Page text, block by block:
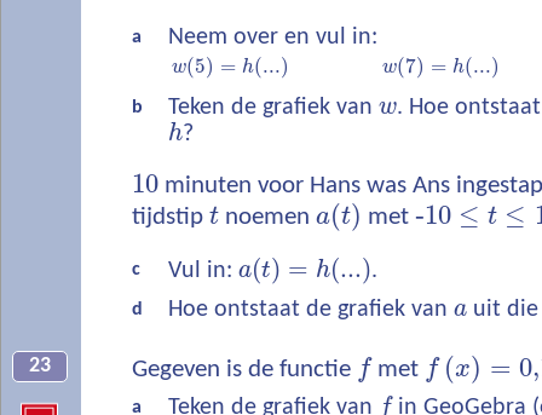
a Neem over en vul in:
w(5) = h(...) w(7) = h(...)
b Teken de grafiek van w. Hoe
h?
10 minuten voor Hans was Ans
tijdstip t noemen a(t) met ‐10 ≤ t ≤
c Vul in: a(t) = h(...).
d Hoe ontstaat de grafiek van a uit
23 Gegeven is de functie f met f (x) =
a Teken de grafiek van fin GeoGebra